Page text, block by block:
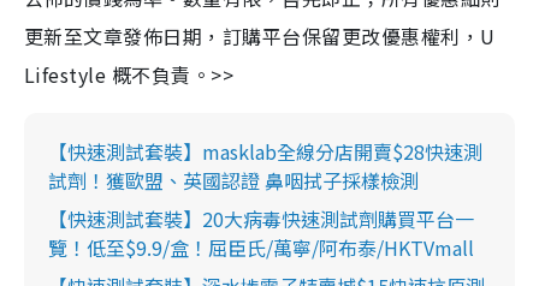
更新至文章發佈日期，訂購平台保留更改優惠權利，U
Lifestyle 概不負責。>>
【快速測試套裝】masklab全線分店開賣$28快速測
試劑！獲歐盟、英國認證 鼻咽拭子採樣檢測
【快速測試套裝】20大病毒快速測試劑購買平台一
覽！低至$9.9/盒！屈臣氏/萬寧/阿布泰/HKTVmall